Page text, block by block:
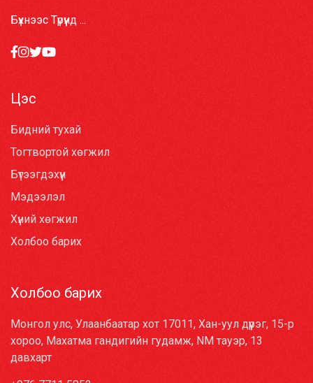
Бүхнээс Түрүүнд ...
Цэс
Бидний тухай
Тогтвортой хөгжил
Бүтээгдэхүүн
Мэдээлэл
Хүний хөгжил
Холбоо барих
Холбоо барих
Монгол улс, Улаанбаатар хот 17011, Хан-уул дүүрэг, 15-р
хороо, Махатма гандигийн гудамж, NM тауэр, 13
давхарт